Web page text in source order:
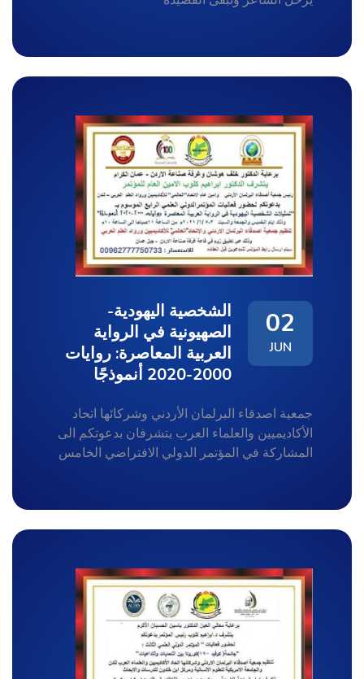
02
JUN
الشخصية اليهودية-
الصهيونية في الرواية
العربية المعاصرة: روايات
2000-2020 أنموذجًا
جمعية اصدقاء البرلمان الأردني وشركائها اتحاد
الأكاديميين والعلماء العرب يتشرفان بدعوتكم الى
المشاركة في المؤتمر الدولي الافتراضي الخامس